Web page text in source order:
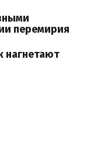
перемирия
нагнетают